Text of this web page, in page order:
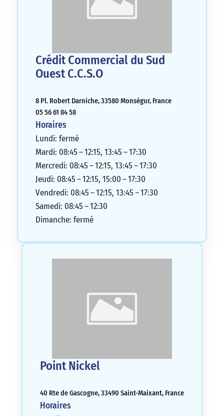
Crédit Commercial du Sud
Ouest C.C.S.O
8 Pl. Robert Darniche, 33580 Monségur, France
05 56 61 84 58
Horaires
Lundi: fermé
Mardi: 08:45 – 12:15, 13:45 – 17:30
Mercredi: 08:45 – 12:15, 13:45 – 17:30
Jeudi: 08:45 – 12:15, 15:00 – 17:30
Vendredi: 08:45 – 12:15, 13:45 – 17:30
Samedi: 08:45 – 12:30
Dimanche: fermé
Point Nickel
40 Rte de Gascogne, 33490 Saint-Maixant, France
Horaires